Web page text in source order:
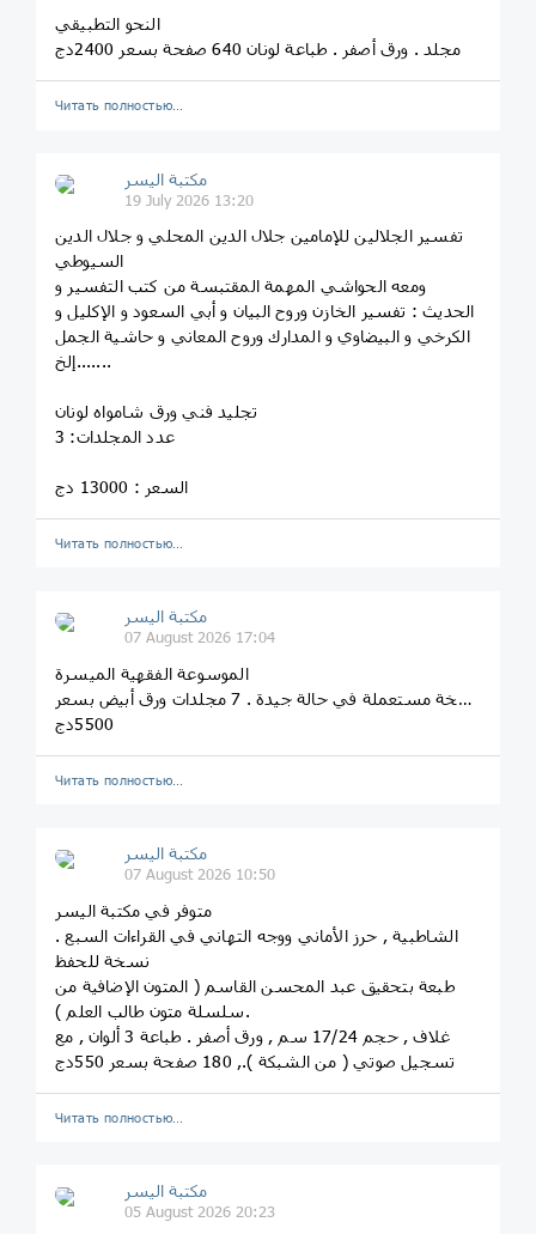
النحو التطبيقي
مجلد . ورق أصفر . طباعة لونان 640 صفحة بسعر 2400دج
Читать полностью…
مكتبة اليسر
19 July 2026 13:20
تفسير الجلالين للإمامين جلال الدين المحلي و جلال الدين
السيوطي
ومعه الحواشي المهمة المقتبسة من كتب التفسير و
الحديث : تفسير الخازن وروح البيان و أبي السعود و الإكليل و
الكرخي و البيضاوي و المدارك وروح المعاني و حاشية الجمل
.......إلخ
تجليد فني ورق شامواه لونان
عدد المجلدات: 3
السعر : 13000 دج
Читать полностью…
مكتبة اليسر
07 August 2026 17:04
الموسوعة الفقهية الميسرة
نسخة مستعملة في حالة جيدة . 7 مجلدات ورق أبيض بسعر
5500دج
Читать полностью…
مكتبة اليسر
07 August 2026 10:50
متوفر في مكتبة اليسر
الشاطبية , حرز الأماني ووجه التهاني في القراءات السبع .
نسخة للحفظ
طبعة بتحقيق عبد المحسن القاسم ( المتون الإضافية من
سلسلة متون طالب العلم ).
غلاف , حجم 17/24 سم , ورق أصفر . طباعة 3 ألوان , مع
تسجيل صوتي ( من الشبكة )., 180 صفحة بسعر 550دج
Читать полностью…
مكتبة اليسر
05 August 2026 20:23